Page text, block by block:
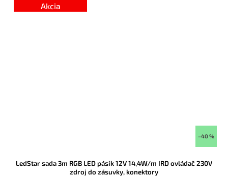
Akcia
–40 %
LedStar sada 3m RGB LED pásik 12V 14,4W/m IRD ovládač 230V
zdroj do zásuvky, konektory